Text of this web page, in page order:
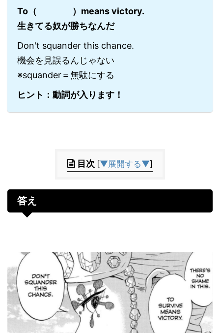
To（ ）means victory.
生きてる奴が勝ちなんだ
Don't squander this chance.
機会を見誤るんじゃない
※squander＝無駄にする
ヒント：動詞が入ります！
目次 [▼展開する▼]
答え